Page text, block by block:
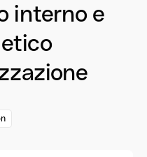
interno e